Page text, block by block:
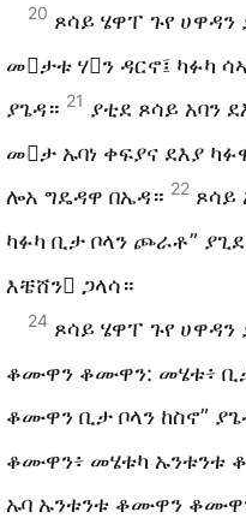
20 ጾሳይ ሄዋፐ ጉየ
መታቱ ሃን ዳርኖ፤ ካፉካ
ያጌዳ። 21 ያቲደ ጾሳይ አባን
መታ ኡባነ ቀፍያና ደእያ
ሎአ ግዴዳዋ በኤዳ። 22 ጾሳይ
ካፉካ ቢታ ቦላን ጮራቶ”
እቼሸን ጋላሳ።
24 ጾሳይ ሄዋፐ ጉየ ሀዋዳን
ቆሙዋን ቆሙዋን: መሄቱ፥
ቆሙዋን ቢታ ቦላን ከስኖ”
ቆሙዋን፥ መሄቱካ ኡንቱንቱ
ኡባ ኡንቱንቱ ቆሙዋን